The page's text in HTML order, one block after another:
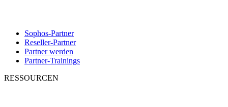
Sophos-Partner
Reseller-Partner
Partner werden
Partner-Trainings
RESSOURCEN